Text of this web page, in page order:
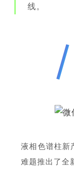
线。
液相色谱柱新
难题推出了全